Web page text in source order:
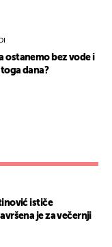
ostanemo bez vode i
dana?
ističe
je za večernji